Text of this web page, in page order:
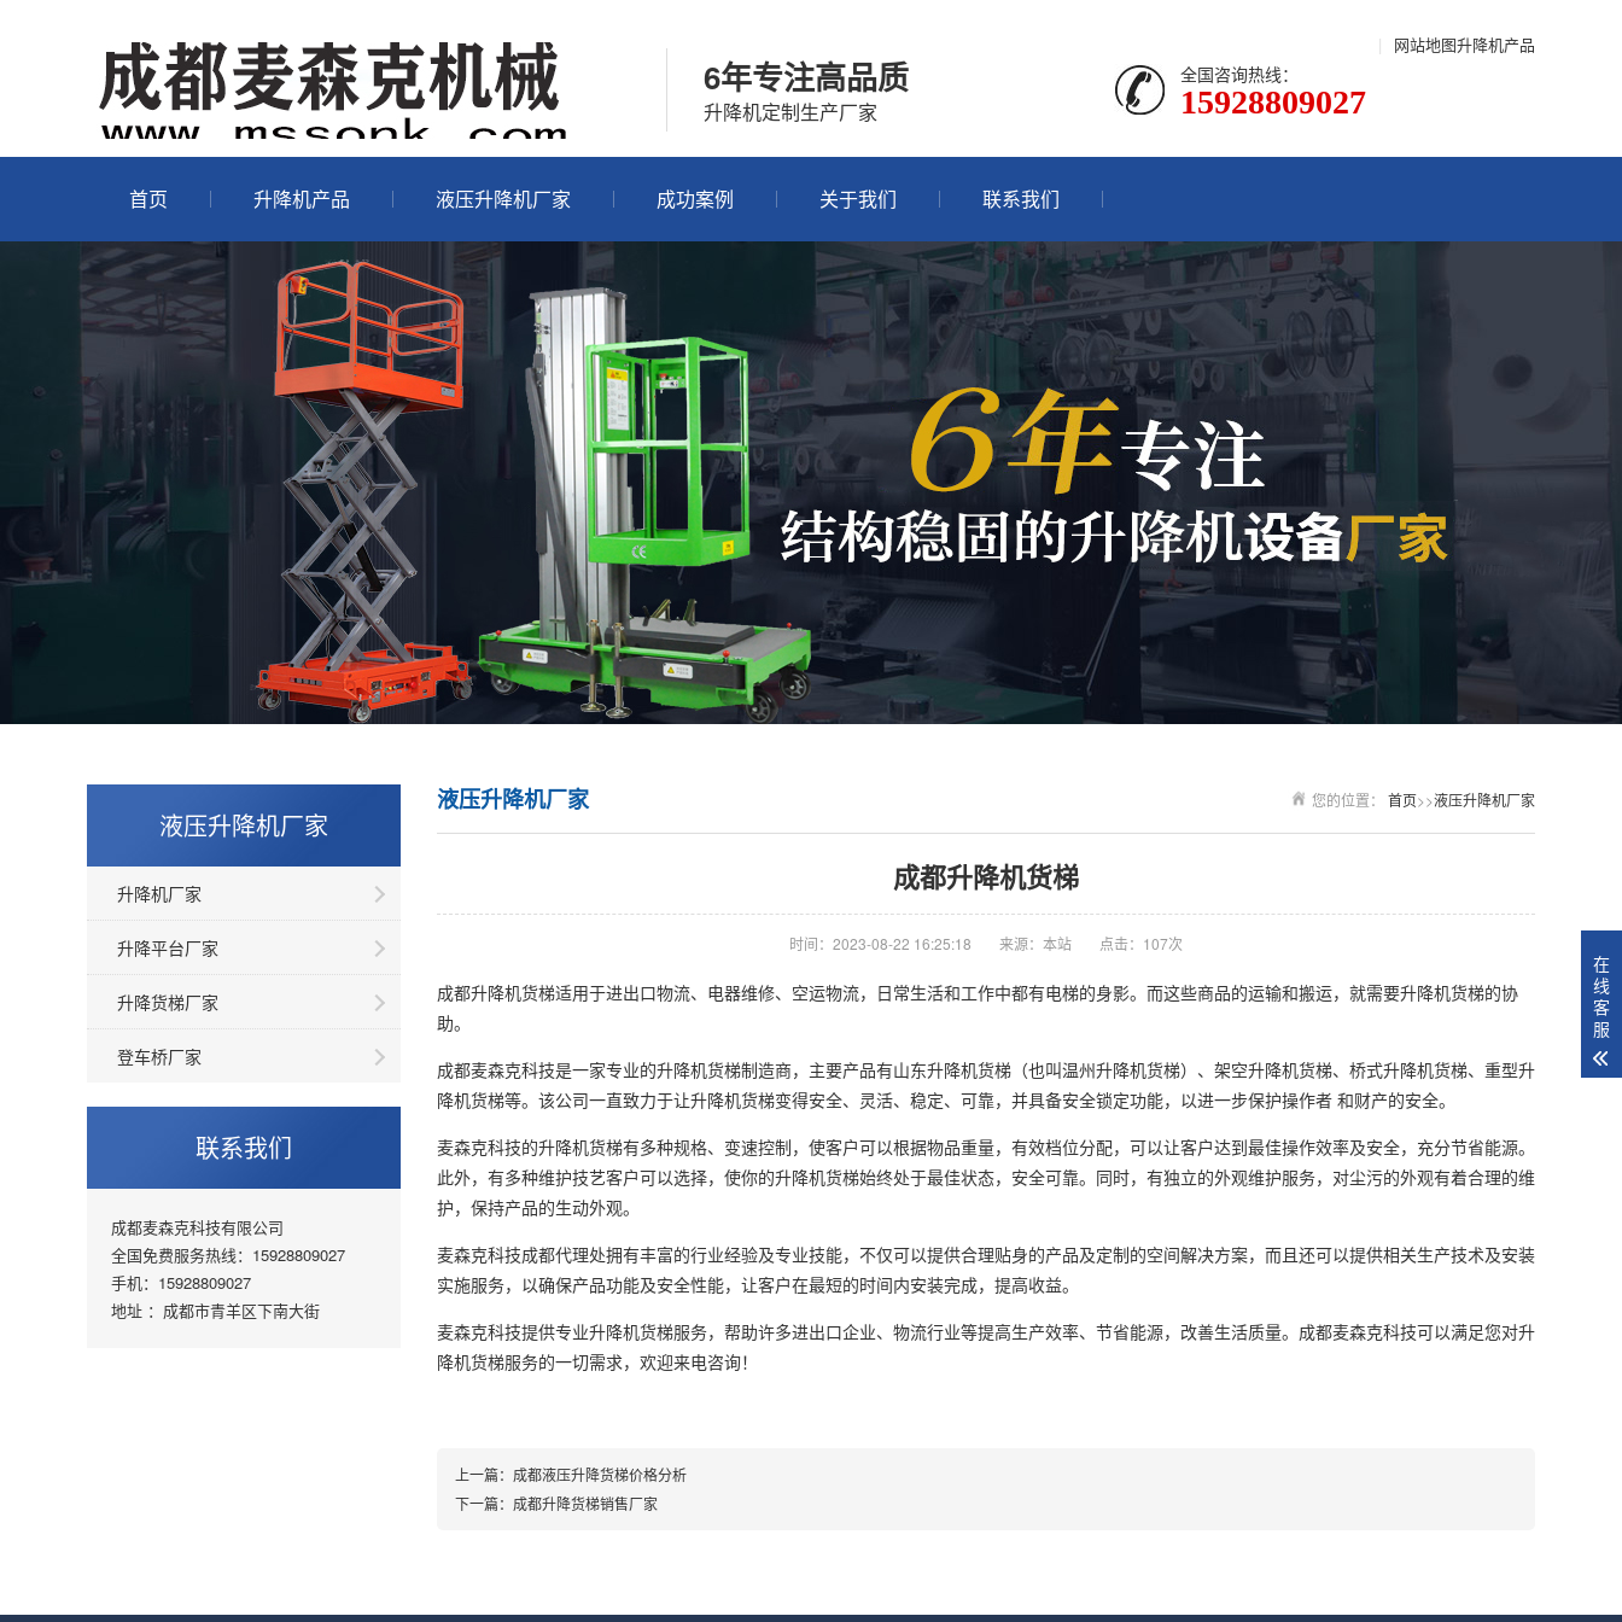
升降机产品
| 网站地图
6年专注高品质
升降机定制生产厂家
全国咨询热线：
15928809027
首页 升降机产品 液压升降机厂家 成功案例 关于我们 联系我们
液压升降机厂家
升降机厂家
升降平台厂家
升降货梯厂家
登车桥厂家
联系我们
成都麦森克科技有限公司
全国免费服务热线：15928809027
手机：15928809027
地址 ：成都市青羊区下南大街
您的位置： 首页>>液压升降机厂家
液压升降机厂家
成都升降机货梯
时间：2023-08-22 16:25:18 来源：本站 点击：107次
成都升降机货梯适用于进出口物流、电器维修、空运物流，日常生活和工作中都有电梯的身影。而这些商品的运输和搬运，就需要升降机货梯的协
助。
成都麦森克科技是一家专业的升降机货梯制造商，主要产品有山东升降机货梯（也叫温州升降机货梯）、架空升降机货梯、桥式升降机货梯、重型升
降机货梯等。该公司一直致力于让升降机货梯变得安全、灵活、稳定、可靠，并具备安全锁定功能，以进一步保护操作者 和财产的安全。
麦森克科技的升降机货梯有多种规格、变速控制，使客户可以根据物品重量，有效档位分配，可以让客户达到最佳操作效率及安全，充分节省能源。
此外，有多种维护技艺客户可以选择，使你的升降机货梯始终处于最佳状态，安全可靠。同时，有独立的外观维护服务，对尘污的外观有着合理的维
护，保持产品的生动外观。
麦森克科技成都代理处拥有丰富的行业经验及专业技能，不仅可以提供合理贴身的产品及定制的空间解决方案，而且还可以提供相关生产技术及安装
实施服务，以确保产品功能及安全性能，让客户在最短的时间内安装完成，提高收益。
麦森克科技提供专业升降机货梯服务，帮助许多进出口企业、物流行业等提高生产效率、节省能源，改善生活质量。成都麦森克科技可以满足您对升
降机货梯服务的一切需求，欢迎来电咨询！
上一篇： 成都液压升降货梯价格分析
下一篇： 成都升降货梯销售厂家
在
线
客
服